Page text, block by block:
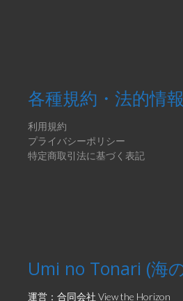
各種規約・法的情報
利用規約
プライバシーポリシー
特定商取引法に基づく表記
Umi no Tonari (海
運営：合同会社 View the Horizon